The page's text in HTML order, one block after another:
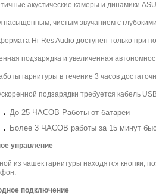
акустические камеры и динамики
насыщенным, чистым звучанием с
Hi-Res Audio доступен только при
подзарядка и увеличенная
гарнитуры в течение 3 часов
подзарядки требуется кабель
До 25 ЧАСОВ Работы от батареи
Более 3 ЧАСОВ работы за 15 минут
управление
из чашек гарнитуры находятся кнопки,
подключение